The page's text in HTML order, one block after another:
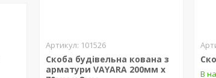
101526
Скоба будівельна кована з
арматури VAYARA 200мм х
В